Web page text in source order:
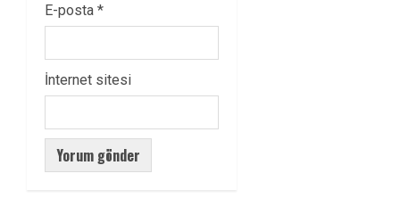
E-posta *
İnternet sitesi